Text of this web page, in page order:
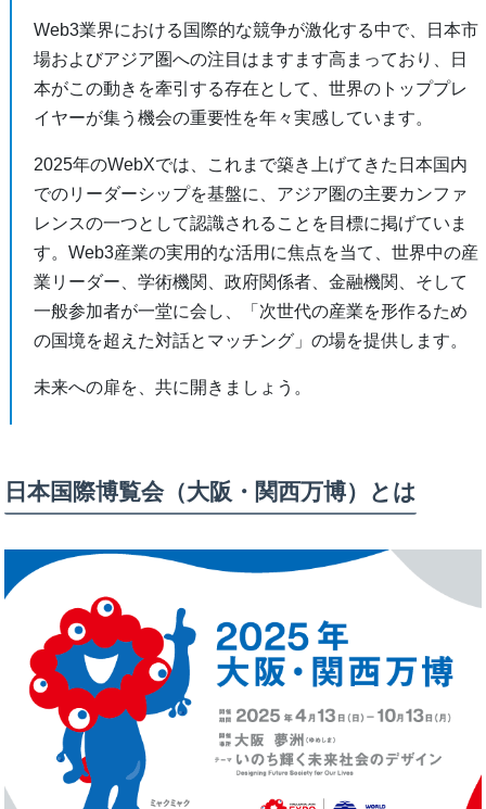
Web3業界における国際的な競争が激化する中で、日本市
場およびアジア圏への注目はますます高まっており、日
本がこの動きを牽引する存在として、世界のトッププレ
イヤーが集う機会の重要性を年々実感しています。
2025年のWebXでは、これまで築き上げてきた日本国内
でのリーダーシップを基盤に、アジア圏の主要カンファ
レンスの一つとして認識されることを目標に掲げていま
す。Web3産業の実用的な活用に焦点を当て、世界中の産
業リーダー、学術機関、政府関係者、金融機関、そして
一般参加者が一堂に会し、「次世代の産業を形作るため
の国境を超えた対話とマッチング」の場を提供します。
未来への扉を、共に開きましょう。
日本国際博覧会（大阪・関西万博）とは